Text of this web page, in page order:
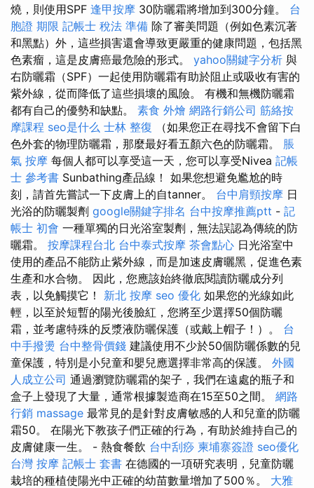
燒，則使用SPF 逢甲按摩 30防曬霜將增加到300分鐘。 台
胞證 期限 記帳士 稅法 準備 除了審美問題（例如色素沉著
和黑點）外，這些損害還會導致更嚴重的健康問題，包括黑
色素瘤，這是皮膚癌最危險的形式。 yahoo關鍵字分析 與
右防曬霜（SPF）一起使用防曬霜有助於阻止或吸收有害的
紫外線，從而降低了這些損壞的風險。 有機和無機防曬霜
都有自己的優勢和缺點。 素食 外燴 網路行銷公司 筋絡按
摩課程 seo是什么 士林 整復 （如果您正在尋找不會留下白
色外套的物理防曬霜，那麼最好看五顏六色的防曬霜。 脹
氣 按摩 每個人都可以享受這一天，您可以享受Nivea 記帳
士 參考書 Sunbathing產品線！ 如果您想避免尷尬的時
刻，請首先嘗試一下皮膚上的自tanner。 台中肩頸按摩 日
光浴的防曬製劑 google關鍵字排名 台中按摩推薦ptt - 記
帳士 初會 一種單獨的日光浴室製劑，無法誤認為傳統的防
曬霜。 按摩課程台北 台中泰式按摩 茶會點心 日光浴室中
使用的產品不能防止紫外線，而是加速皮膚曬黑，促進色素
生產和水合物。 因此，您應該始終徹底閱讀防曬成分列
表，以免觸摸它！ 新北 按摩 seo 優化 如果您的光線如此
輕，以至於短暫的陽光後臉紅，您將至少選擇50個防曬
霜，並考慮特殊的反漿液防曬保護（或戴上帽子！）。 台
中手撥燙 台中整骨價錢 建議使用不少於50個防曬係數的兒
童保護，特別是小兒童和嬰兒應選擇非常高的保護。 外國
人成立公司 通過瀏覽防曬霜的架子，我們在遠處的瓶子和
盒子上發現了大量，通常根據製造商在15至50之間。 網路
行銷 massage 最常見的是針對皮膚敏感的人和兒童的防曬
霜50。 在陽光下教孩子們正確的行為，有助於維持自己的
皮膚健康一生。 - 熱食餐飲 台中刮痧 柬埔寨簽證 seo優化
台灣 按摩 記帳士 套書 在德國的一項研究表明，兒童防曬
栽培的種植使陽光中正確的幼苗數量增加了500％。 大雅